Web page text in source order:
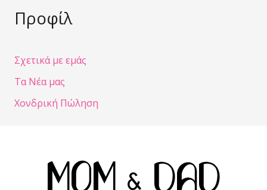
Προφίλ
Σχετικά με εμάς
Τα Νέα μας
Χονδρική Πώληση